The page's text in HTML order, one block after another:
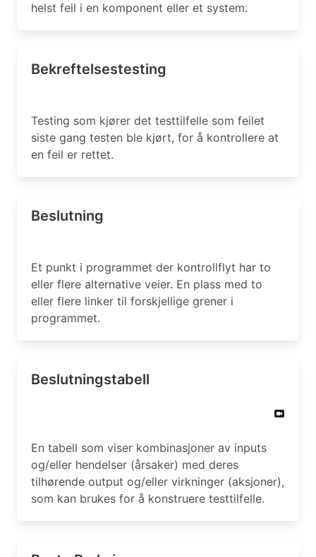
helst feil i en komponent eller et system.
Bekreftelsestesting
Testing som kjører det testtilfelle som feilet
siste gang testen ble kjørt, for å kontrollere at
en feil er rettet.
Beslutning
Et punkt i programmet der kontrollflyt har to
eller flere alternative veier. En plass med to
eller flere linker til forskjellige grener i
programmet.
Beslutningstabell
En tabell som viser kombinasjoner av inputs
og/eller hendelser (årsaker) med deres
tilhørende output og/eller virkninger (aksjoner),
som kan brukes for å konstruere testtilfelle.